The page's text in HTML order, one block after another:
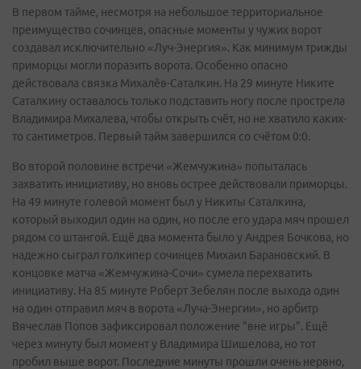
В первом тайме, несмотря на небольшое территориальное
преимущество сочинцев, опасные моменты у чужих ворот
создавал исключительно «Луч-Энергия». Как минимум трижды
приморцы могли поразить ворота. Особенно опасно
действовала связка Михалёв-Саталкин. На 29 минуте Никите
Саталкину оставалось только подставить ногу после прострела
Владимира Михалева, чтобы открыть счёт, но не хватило каких-
то сантиметров. Первый тайм завершился со счётом 0:0.
Во второй половине встречи «Жемчужина» попыталась
захватить инициативу, но вновь острее действовали приморцы.
На 49 минуте голевой момент был у Никиты Саталкина,
который выходил один на один, но после его удара мяч прошел
рядом со штангой. Ещё два момента было у Андрея Бочкова, но
надежно сыграл голкипер сочинцев Михаил Барановский. В
концовке матча «Жемчужина-Сочи» сумела перехватить
инициативу. На 85 минуте Роберт Зебелян после выхода один
на один отправил мяч в ворота «Луча-Энергии», но арбитр
Вячеслав Попов зафиксировал положение "вне игры". Ещё
через минуту был момент у Владимира Шишелова, но тот
пробил выше ворот. Последние минуты прошли очень нервно,